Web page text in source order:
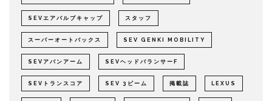
SEVエアバルブキャップ スタッフ
スーパーオートバックス SEV GENKI MOBILITY
SEVアバンアーム SEVヘッドバランサーF
SEVトランスコア SEV 3ビーム 掲載誌 LEXUS